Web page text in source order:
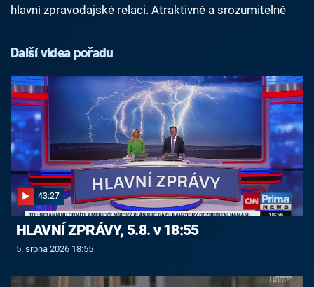
hlavní zpravodajské relaci. Atraktivně a srozumitelně
Další videa pořadu
43:27
HLAVNÍ ZPRÁVY, 5.8. v 18:55
5. srpna 2026 18:55